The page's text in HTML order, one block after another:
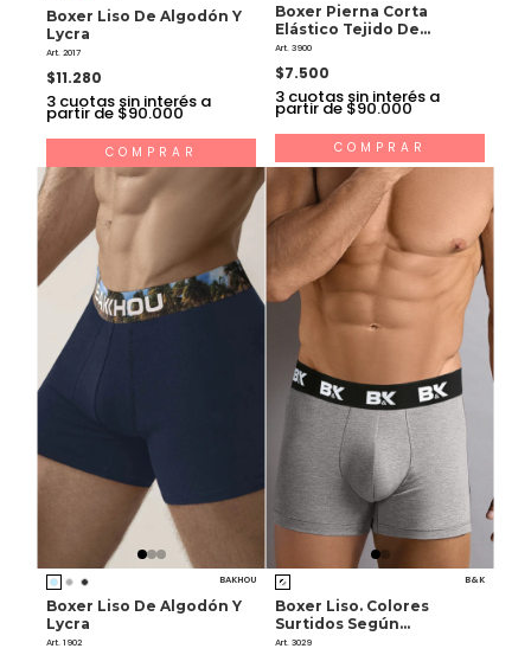
Boxer Liso De Algodón Y
Lycra
Art. 2017
$11.280
3 cuotas sin interés a
partir de $90.000
COMPRAR
Boxer Pierna Corta
Elástico Tejido De
Algodón Y Lycra
Art. 3900
$7.500
3 cuotas sin interés a
partir de $90.000
COMPRAR
BAKHOU
Boxer Liso De Algodón Y
Lycra
Art. 1902
B&K
Boxer Liso. Colores
Surtidos Según
Disponibilidad De Stock.
Art. 3029